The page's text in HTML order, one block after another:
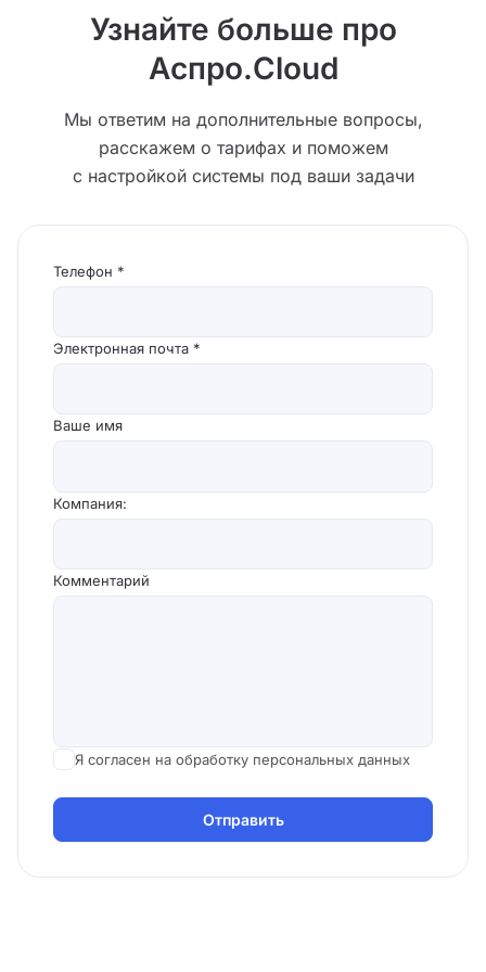
менее функциональный, обратитесь в службу
поддержки.Узнайте больше про
Аспро.Cloud
Мы ответим на дополнительные вопросы,
расскажем о тарифах и поможем
с настройкой системы под ваши задачи
Телефон *
Электронная почта *
Ваше имя
Компания:
Комментарий
Я согласен на обработку персональных данных
Отправить